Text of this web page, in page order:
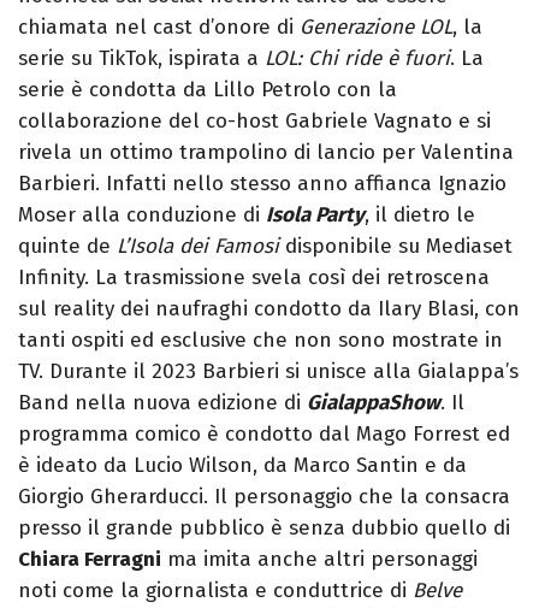
chiamata nel cast d’onore di Generazione LOL, la
serie su TikTok, ispirata a LOL: Chi ride è fuori. La
serie è condotta da Lillo Petrolo con la
collaborazione del co-host Gabriele Vagnato e si
rivela un ottimo trampolino di lancio per Valentina
Barbieri. Infatti nello stesso anno affianca Ignazio
Moser alla conduzione di Isola Party, il dietro le
quinte de L’Isola dei Famosidisponibile su Mediaset
Infinity. La trasmissione svela così dei retroscena
sul reality dei naufraghi condotto da Ilary Blasi, con
tanti ospiti ed esclusive che non sono mostrate in
TV. Durante il 2023 Barbieri si unisce alla Gialappa’s
Band nella nuova edizione di GialappaShow. Il
programma comico è condotto dal Mago Forrest ed
è ideato da Lucio Wilson, da Marco Santin e da
Giorgio Gherarducci. Il personaggio che la consacra
presso il grande pubblico è senza dubbio quello di
Chiara Ferragni ma imita anche altri personaggi
noti come la giornalista e conduttrice di Belve